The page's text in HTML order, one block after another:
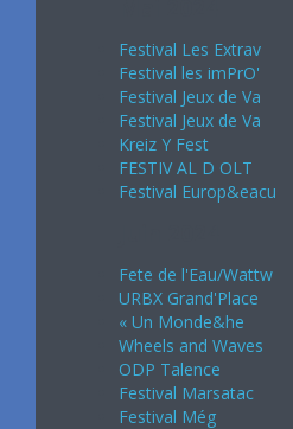
Festival Les Extrav
Festival les imPrO'
Festival Jeux de Va
Festival Jeux de Va
Kreiz Y Fest
FESTIV AL D OLT
Festival Europ&eacu
Fete de l'Eau/Wattw
URBX Grand'Place
« Un Monde&he
Wheels and Waves
ODP Talence
Festival Marsatac
Festival Még